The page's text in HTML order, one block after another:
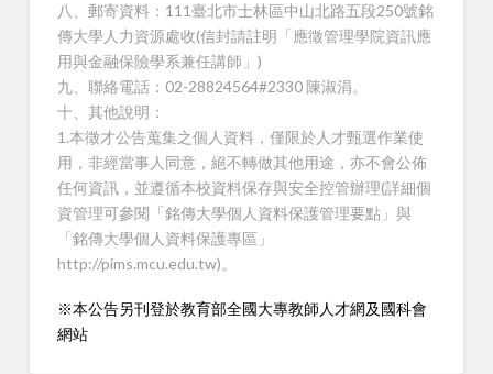
八、郵寄資料：111臺北市士林區中山北路五段250號銘
傳大學人力資源處收(信封請註明「應徵管理學院資訊應
用與金融保險學系兼任講師」)
九、聯絡電話：02-28824564#2330 陳淑涓。
十、其他說明：
1.本徵才公告蒐集之個人資料，僅限於人才甄選作業使
用，非經當事人同意，絕不轉做其他用途，亦不會公佈
任何資訊，並遵循本校資料保存與安全控管辦理(詳細個
資管理可參閱「銘傳大學個人資料保護管理要點」與
「銘傳大學個人資料保護專區」
http://pims.mcu.edu.tw)。
※本公告另刊登於教育部全國大專教師人才網及國科會
網站